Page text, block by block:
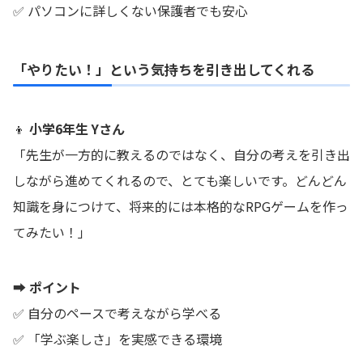
✅ パソコンに詳しくない保護者でも安心
「やりたい！」という気持ちを引き出してくれる
👦 小学6年生 Yさん
「先生が一方的に教えるのではなく、自分の考えを引き出
しながら進めてくれるので、とても楽しいです。どんどん
知識を身につけて、将来的には本格的なRPGゲームを作っ
てみたい！」
➡ ポイント
✅ 自分のペースで考えながら学べる
✅ 「学ぶ楽しさ」を実感できる環境